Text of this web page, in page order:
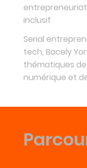
inclusif
Serial
tech, Bacely
thématiques de
numérique et